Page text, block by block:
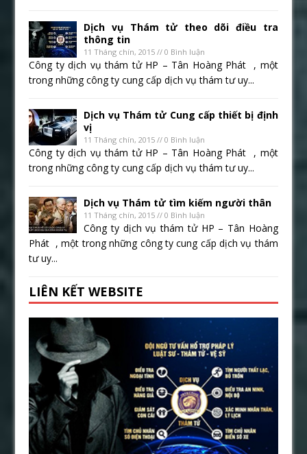
Dịch vụ Thám tử theo dõi điều tra
thông tin
11 Tháng chín, 2015 // 0 Bình luận
Công ty dịch vụ thám tử HP – Tân Hoàng Phát , một
trong những công ty cung cấp dịch vụ thám tư uy...
Dịch vụ Thám tử Cung cấp thiết bị định
vị
11 Tháng chín, 2015 // 0 Bình luận
Công ty dịch vụ thám tử HP – Tân Hoàng Phát , một
trong những công ty cung cấp dịch vụ thám tư uy...
Dịch vụ Thám tử tìm kiếm người thân
11 Tháng chín, 2015 // 0 Bình luận
Công ty dịch vụ thám tử HP – Tân Hoàng
Phát , một trong những công ty cung cấp dịch vụ thám
tư uy...
LIÊN KẾT WEBSITE